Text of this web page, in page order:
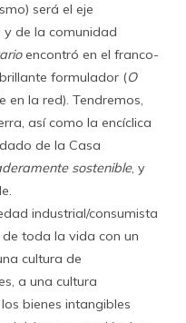
será el eje
de la comunidad
encontró en el franco-
formulador (O
en la red). Tendremos,
así como la encíclica
de la Casa
sostenible, y
industrial/consumista
toda la vida con un
cultura de
a una cultura
bienes intangibles